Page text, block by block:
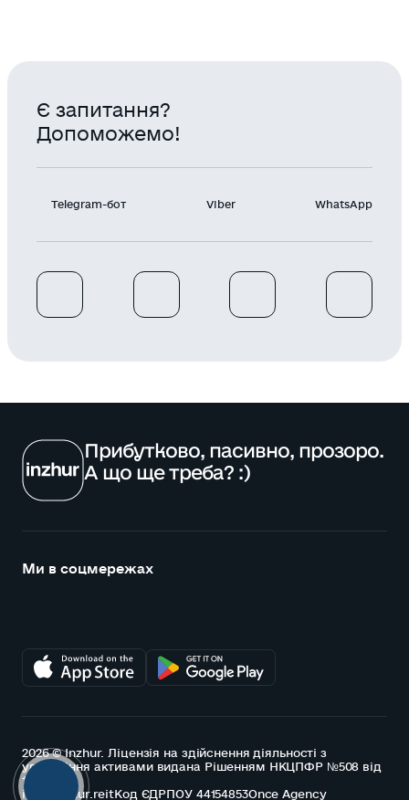
Є запитання?
Допоможемо!
Telegram-бот Viber WhatsApp
Прибутково, пасивно, прозоро.
А що ще треба? :)
Ми в соцмережах
2026 © Inzhur. Ліцензія на здійснення діяльності з
управління активами видана Рішенням НКЦПФР №508 від
15.07.2021
info@inzhur.reitКод ЄДРПОУ 44154853Once Agency